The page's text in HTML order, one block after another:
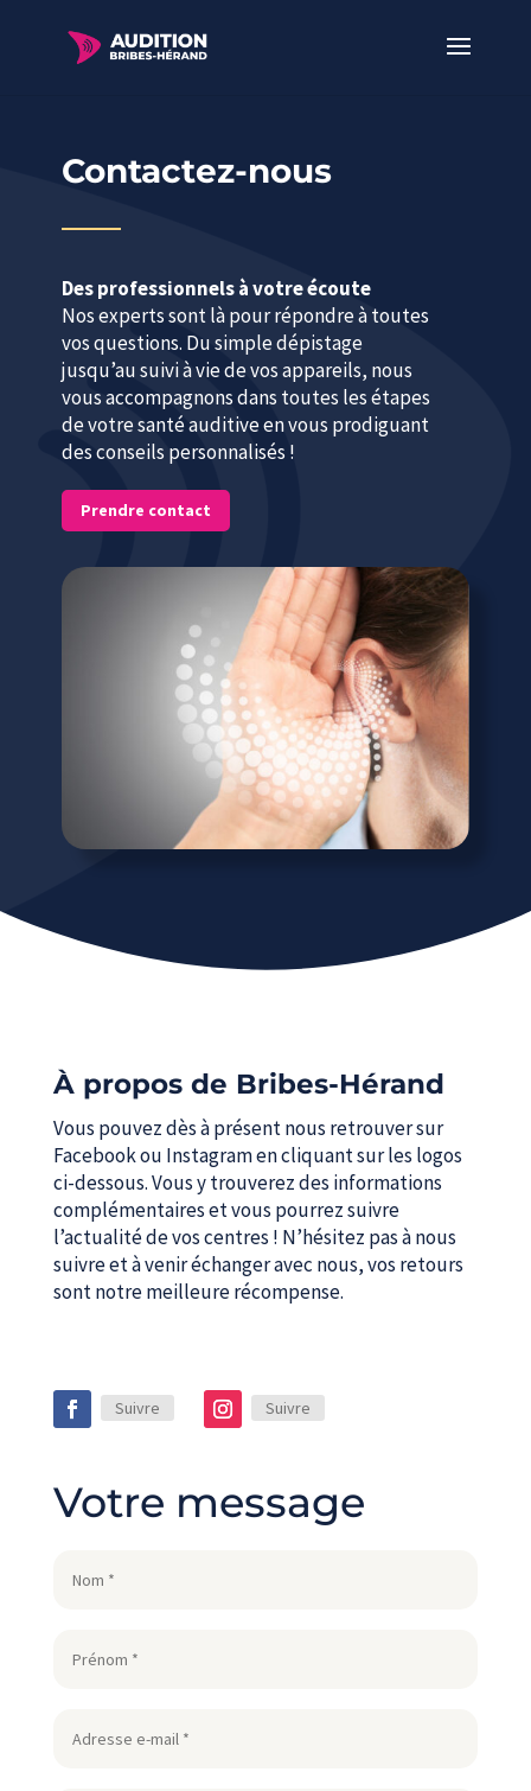
Contactez-nous
Des professionnels à votre écoute
Nos experts sont là pour répondre à toutes
vos questions. Du simple dépistage
jusqu’au suivi à vie de vos appareils, nous
vous accompagnons dans toutes les étapes
de votre santé auditive en vous prodiguant
des conseils personnalisés !
Prendre contact
À propos de Bribes-Hérand
Vous pouvez dès à présent nous retrouver sur
Facebook ou Instagram en cliquant sur les logos
ci-dessous. Vous y trouverez des informations
complémentaires et vous pourrez suivre
l’actualité de vos centres ! N’hésitez pas à nous
suivre et à venir échanger avec nous, vos retours
sont notre meilleure récompense.
Suivre Suivre
Votre message